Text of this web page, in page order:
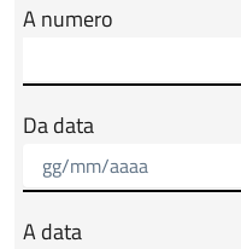
A numero
Da data
A data